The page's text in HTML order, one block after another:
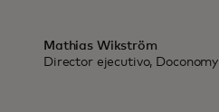
Mathias Wikström
Director ejecutivo, Doconomy